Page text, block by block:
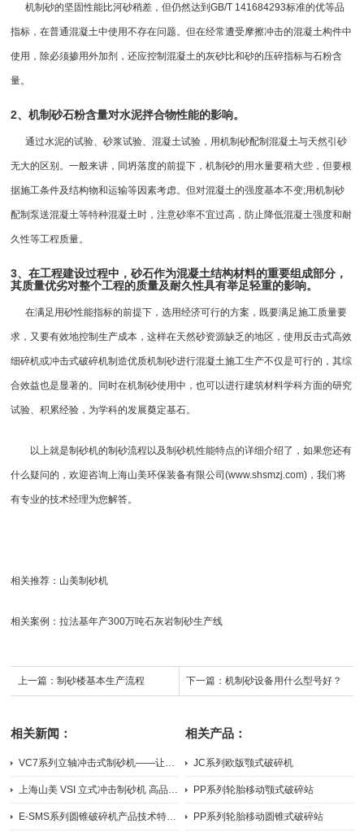
机制砂的坚固性能比河砂稍差，但仍然达到GB/T 141684293标准的优等品
指标，在普通混凝土中使用不存在问题。但在经常遭受摩擦冲击的混凝土构件中
使用，除必须掺用外加剂，还应控制混凝土的灰砂比和砂的压碎指标与石粉含
量。
2、机制砂石粉含量对水泥拌合物性能的影响。
通过水泥的试验、砂浆试验、混凝土试验，用机制砂配制混凝土与天然引砂
无大的区别。一般来讲，同坍落度的前提下，机制砂的用水量要稍大些，但要根
据施工条件及结构物和运输等因素考虑。但对混凝土的强度基本不变;用机制砂
配制泵送混凝土等特种混凝土时，注意砂率不宜过高，防止降低混凝土强度和耐
久性等工程质量。
3、在工程建设过程中，砂石作为混凝土结构材料的重要组成部分，
其质量优劣对整个工程的质量及耐久性具有举足轻重的影响。
在满足用砂性能指标的前提下，选用经济可行的方案，既要满足施工质量要
求，又要有效地控制生产成本，这样在天然砂资源缺乏的地区，使用反击式高效
细碎机或冲击式破碎机制造优质机制砂进行混凝土施工生产不仅是可行的，其综
合效益也是显著的。同时在机制砂使用中，也可以进行建筑材料学科方面的研究
试验、积累经验，为学科的发展奠定基石。
以上就是制砂机的制砂流程以及制砂机性能特点的详细介绍了，如果您还有
什么疑问的，欢迎咨询上海山美环保装备有限公司(www.shsmzj.com)，我们将
有专业的技术经理为您解答。
相关推荐： 山美制砂机
相关案例：拉法基年产300万吨石灰岩制砂生产线
上一篇： 制砂楼基本生产流程 下一篇：机制砂设备用什么型号好？
相关新闻：
VC7系列立轴冲击式制砂机——让机制砂粒形更好、级配更优
2026-07-31上海山美 VSI 立式冲击制砂机 高品质机制砂整形设备
2026-07-31E-SMS系列圆锥破碎机产品技术特点与优势
相关产品：
JC系列欧版颚式破碎机
2026-05-21
PP系列轮胎移动颚式破碎站
2024-09-05
PP系列轮胎移动圆锥式破碎站